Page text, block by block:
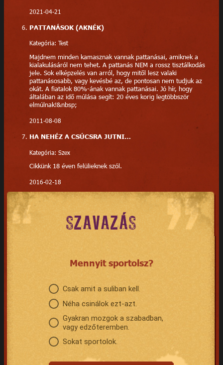
2021-04-21
PATTANÁSOK (AKNÉK)
Kategória: Test
Majdnem minden kamasznak vannak pattanásai, amiknek a
kialakulásáról nem tehet. A pattanás NEM a rossz tisztálkodás
jele. Sok elképzelés van arról, hogy mitől lesz valaki
pattanásosabb, vagy kevésbé az, de pontosan nem tudjuk az
okát. A fiatalok 80%-ának vannak pattanásai. Jó hír, hogy
általában az idő múlása segít: 20 éves korig legtöbbször
elmúlnak!&nbsp;
2011-08-08
HA NEHÉZ A CSÚCSRA JUTNI…
Kategória: Szex
Cikkünk 18 éven felülieknek szól.
2016-02-18
SZAVAZÁS
Mennyit sportolsz?
Csak amit a suliban kell.
Néha csinálok ezt-azt.
Gyakran mozgok a szabadban,
vagy edzőteremben.
Sokat sportolok.